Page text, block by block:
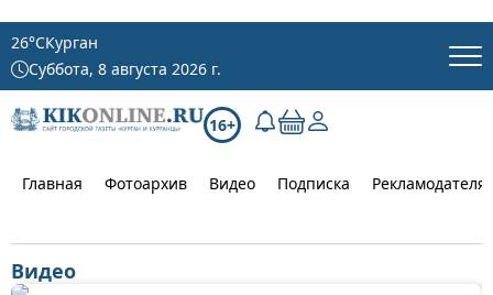
26°CКурган
Суббота, 8 августа 2026 г.
16+
Главная Фотоархив Видео Подписка
Видео